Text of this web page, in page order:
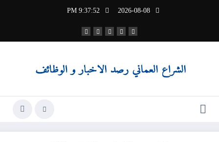
2026-08-08
9:37:54 PM